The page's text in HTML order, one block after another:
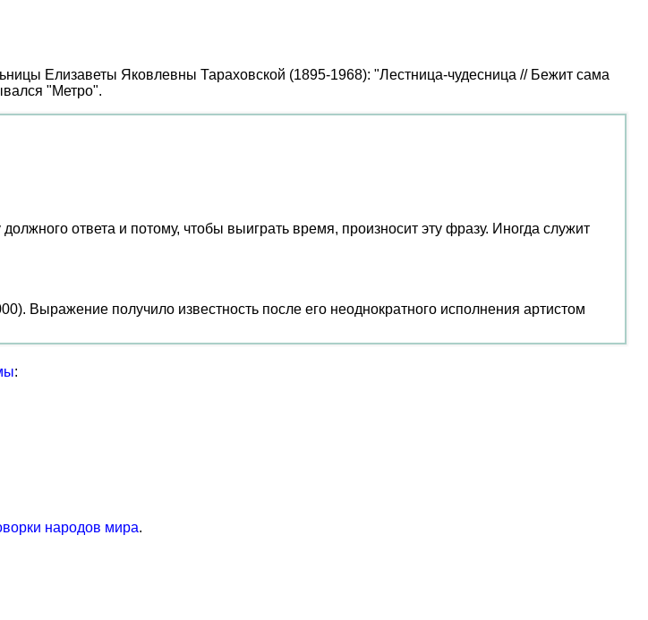
Елизаветы Яковлевны Тараховской (1895-1968): "Лестница-чудесница // Бежит сама
"Метро".
ответа и потому, чтобы выиграть время, произносит эту фразу. Иногда служит
Выражение получило известность после его неоднократного исполнения артистом
:
народов мира.